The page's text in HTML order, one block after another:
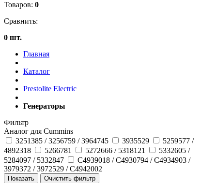
Товаров: 0
Сравнить:
0 шт.
Главная
Каталог
Prestolite Electric
Генераторы
Фильтр
Аналог для Cummins
3251385 / 3256759 / 3964745
3935529
5259577 /
4892318
5266781 5272666 / 5318121
5332605 /
5284097 / 5332847
C4939018 / C4930794 / C4934903 /
3979372 / 3972529 / C4942002